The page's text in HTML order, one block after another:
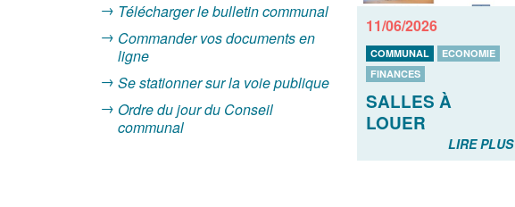
Télécharger le bulletin communal
Commander vos documents en
ligne
Se stationner sur la voie publique
Ordre du jour du Conseil
communal
11/06/2026
COMMUNAL
ECONOMIE
FINANCES
SALLES À
LOUER
LIRE PLUS